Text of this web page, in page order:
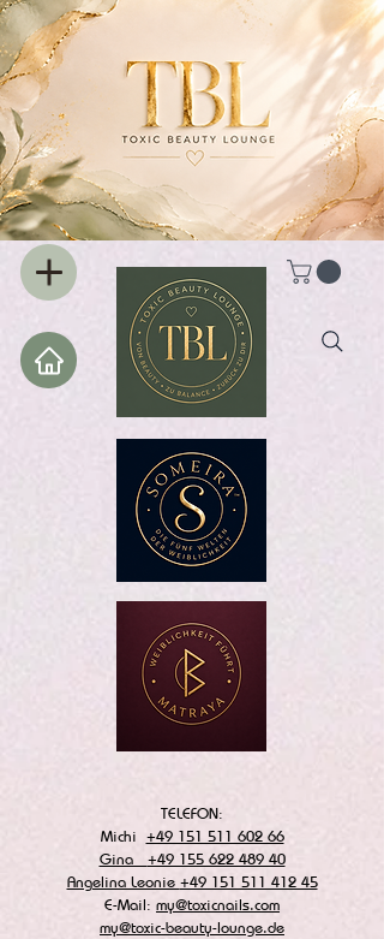
TELEFON:
Michi +49 151 511 602 66
Gina +49 155 622 489 40
Angelina Leonie +49 151 511 412 45
E-Mail: my@toxicnails.com
my@toxic-beauty-lounge.de